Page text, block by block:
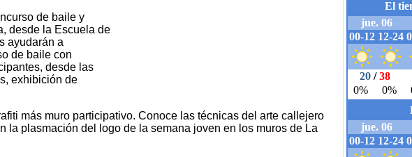
de baile y
desde la Escuela de
ayudarán a
de baile con
desde las
exhibición de
más muro participativo. Conoce las técnicas del arte callejero
la plasmación del logo de la semana joven en los muros de La